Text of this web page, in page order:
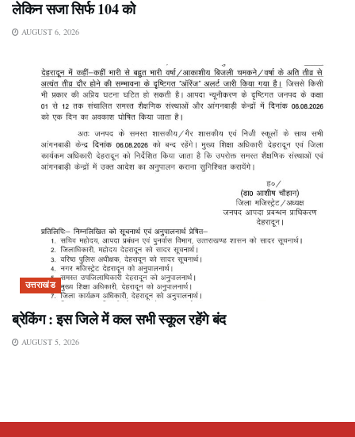
लेकिन सजा सिर्फ 104 को
AUGUST 6, 2026
उत्तराखंड
ब्रेकिंग : इस जिले में कल सभी स्कूल रहेंगे बंद
AUGUST 5, 2026